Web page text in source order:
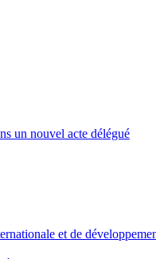
un nouvel acte délégué
et de